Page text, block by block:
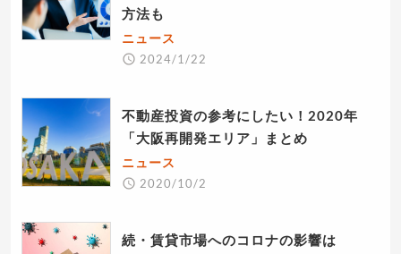
方法も
ニュース
2024/1/22
不動産投資の参考にしたい！2020年
「大阪再開発エリア」まとめ
ニュース
2020/10/2
続・賃貸市場へのコロナの影響は